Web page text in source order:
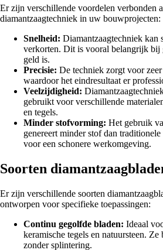
Er zijn verschillende voordelen verbonden
diamantzaagtechniek in uw bouwprojecten:
Snelheid: Diamantzaagtechniek kan
verkorten. Dit is vooral belangrijk bij
geld is.
Precisie: De techniek zorgt voor
waardoor het eindresultaat er
Veelzijdigheid:
gebruikt voor verschillende
en tegels.
Minder stofvorming: Het gebruik
genereert minder stof dan
voor een schonere werkomgeving.
Soorten
Er zijn verschillende soorten
ontworpen voor specifieke toepassingen:
Continu gegolfde bladen: Ideaal
keramische tegels en natuursteen. Ze
zonder splintering.